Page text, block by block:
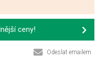
ceny!
Odeslat emailem